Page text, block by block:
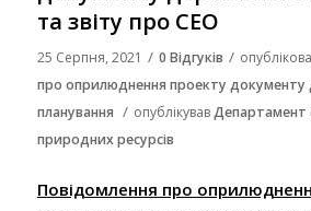
та звіту про СЕО
25 Серпня, 2021 / 0 Відгуків /
про оприлюднення проекту документу
планування / опублікувавДепартамент
природних ресурсів
Повідомлення про